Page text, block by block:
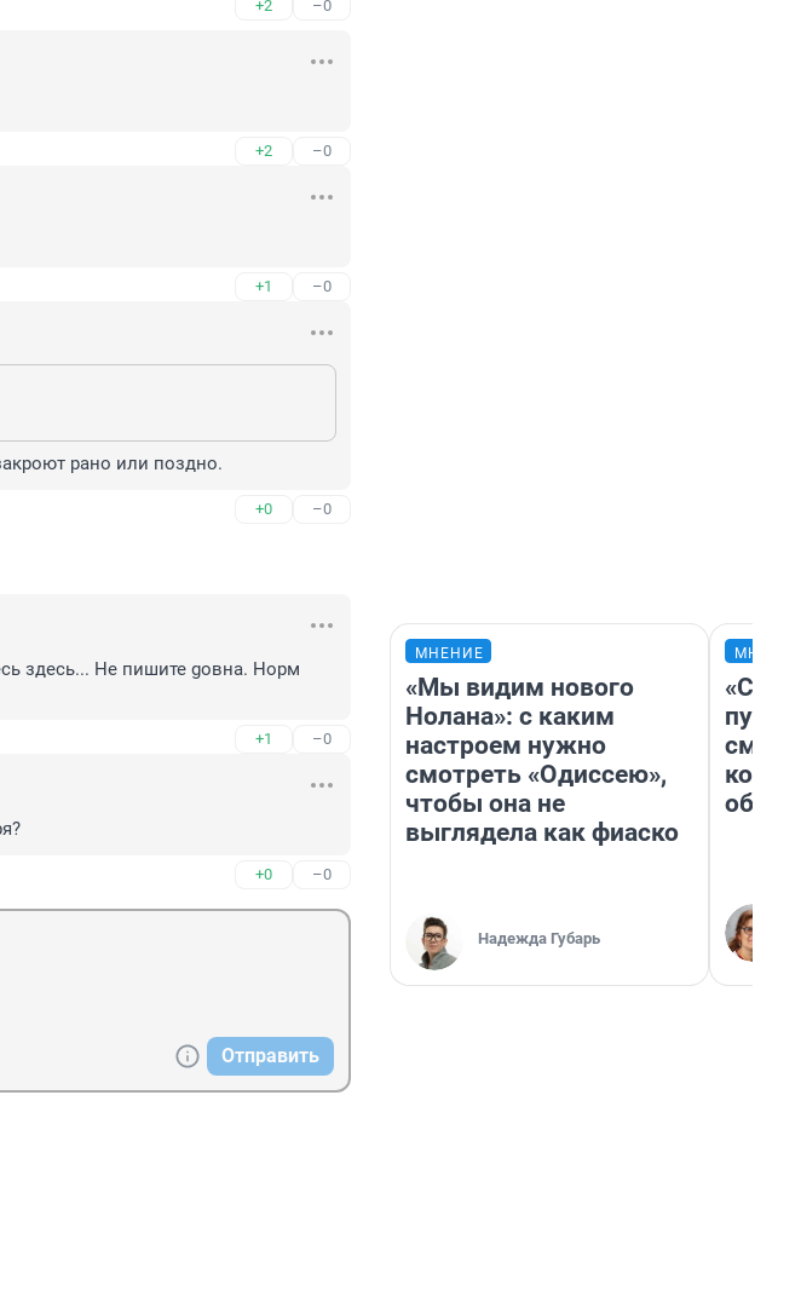
+2 –0
+2 –0
+1 –0
рано или поздно.
+0 –0
здесь... Не пишите gовна. Норм
+1 –0
+0 –0
Отправить
МНЕНИЕ
«Мы видим нового
Нолана»: с каким
настроем нужно
смотреть «Одиссею»,
чтобы она не
выглядела как фиаско
Надежда Губарь